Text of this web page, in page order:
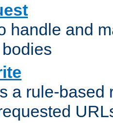
handle and
a rule-based